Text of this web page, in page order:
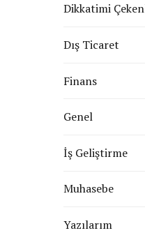
Dikkatimi
Dış Ticaret
Finans
Genel
İş Geliştirme
Muhasebe
Yazılarım